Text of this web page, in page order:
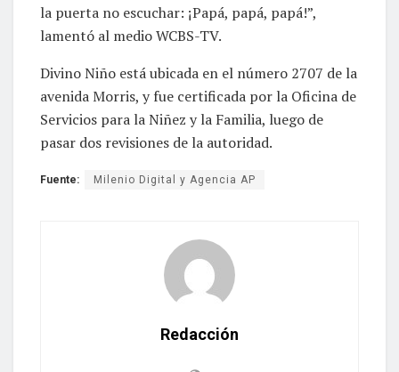
la puerta no escuchar: ¡Papá, papá, papá!”,
lamentó al medio WCBS-TV.
Divino Niño está ubicada en el número 2707 de la
avenida Morris, y fue certificada por la Oficina de
Servicios para la Niñez y la Familia, luego de
pasar dos revisiones de la autoridad.
Fuente: Milenio Digital y Agencia AP
Redacción